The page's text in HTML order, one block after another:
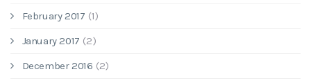
February 2017 (1)
January 2017 (2)
December 2016 (2)